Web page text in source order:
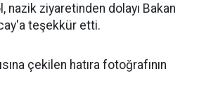
nazik ziyaretinden dolayı Bakan
teşekkür etti.
çekilen hatıra fotoğrafının